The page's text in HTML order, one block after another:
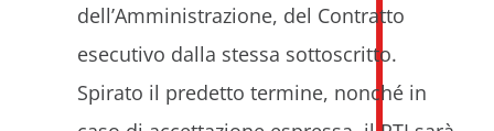
dell’Amministrazione, del Contratto
esecutivo dalla stessa sottoscritto.
Spirato il predetto termine, nonché in